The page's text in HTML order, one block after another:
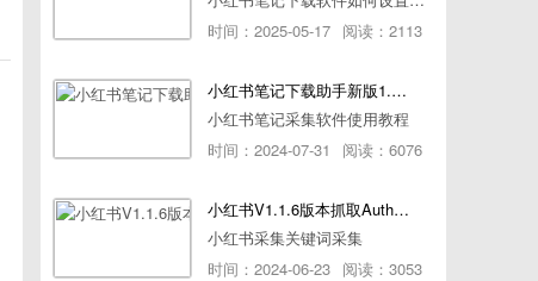
时间：2025-05-17 阅读：2113
小红书笔记下载助手新版1.1.7版本使用教程
小红书笔记采集软件使用教程
时间：2024-07-31
阅读：6076
小红书V1.1.6版本抓取AuthorId最新教程
小红书采集关键词采集
时间：2024-06-23 阅读：3053